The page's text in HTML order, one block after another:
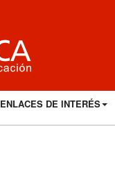
ENLACES DE INTERÉS